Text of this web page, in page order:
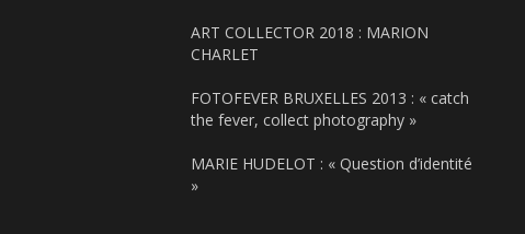
ART COLLECTOR 2018 : MARION
CHARLET
FOTOFEVER BRUXELLES 2013 : « catch
the fever, collect photography »
MARIE HUDELOT : « Question d’identité
»